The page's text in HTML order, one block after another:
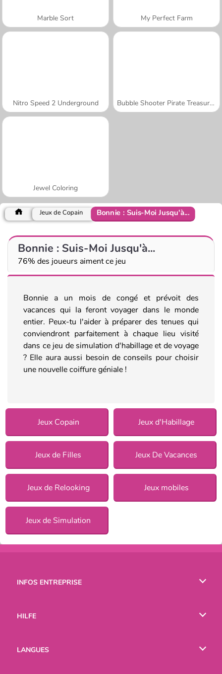
Marble Sort My Perfect Farm
Nitro Speed 2 Underground Bubble Shooter Pirate Treasures
Jewel Coloring
Jeux de Copain Bonnie : Suis-Moi Jusqu'à...
Bonnie : Suis-Moi Jusqu'à...
76% des joueurs aiment ce jeu
Bonnie a un mois de congé et prévoit des
vacances qui la feront voyager dans le monde
entier. Peux-tu l'aider à préparer des tenues qui
conviendront parfaitement à chaque lieu visité
dans ce jeu de simulation d'habillage et de voyage
? Elle aura aussi besoin de conseils pour choisir
une nouvelle coiffure géniale !
Jeux Copain Jeux d'Habillage
Jeux de Filles Jeux De Vacances
Jeux de Relooking Jeux mobiles
Jeux de Simulation
INFOS ENTREPRISE
HILFE
LANGUES